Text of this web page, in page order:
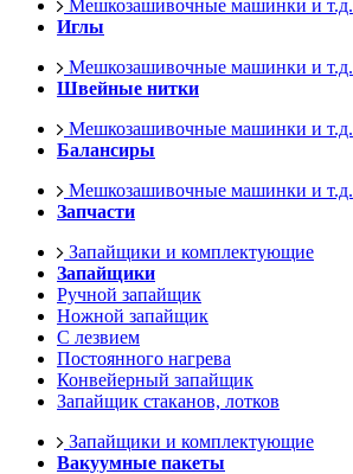
Мешкозашивочные машинки и т.д.
Иглы
Мешкозашивочные машинки и т.д.
Швейные нитки
Мешкозашивочные машинки и т.д.
Балансиры
Мешкозашивочные машинки и т.д.
Запчасти
Запайщики и комплектующие
Запайщики
Ручной запайщик
Ножной запайщик
С лезвием
Постоянного нагрева
Конвейерный запайщик
Запайщик стаканов, лотков
Запайщики и комплектующие
Вакуумные пакеты